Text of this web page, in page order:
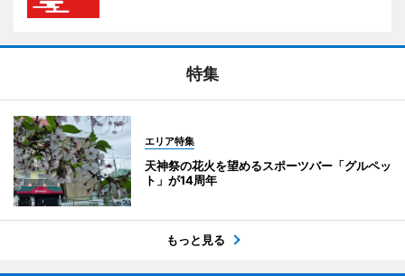
特集
エリア特集
天神祭の花火を望めるスポーツバー「グルペッ
ト」が14周年
もっと見る